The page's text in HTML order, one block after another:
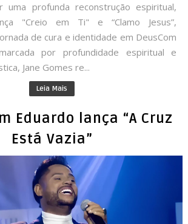
uma profunda reconstrução espiritual,
"Creio em Ti" e “Clamo Jesus”,
de cura e identidade em DeusCom
por profundidade espiritual e
Jane Gomes re...
Leia Mais
Eduardo lança “A Cruz
Está Vazia”